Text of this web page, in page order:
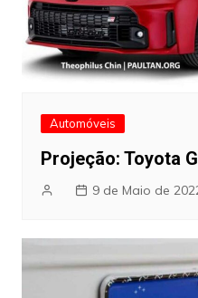
Automóveis
Projeção: Toyota
9 de Maio de